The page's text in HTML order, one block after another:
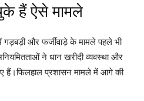
हैं ऐसे मामले
गड़बड़ी और फर्जीवाड़े के मामले पहले भी
ने धान खरीदी व्यवस्था और
हैं।फिलहाल प्रशासन मामले में आगे की